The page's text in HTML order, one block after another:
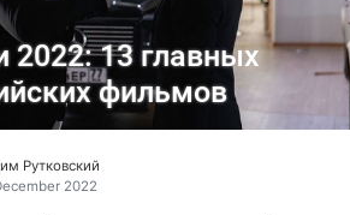
2022: 13 главных
фильмов
Рутковский
2022